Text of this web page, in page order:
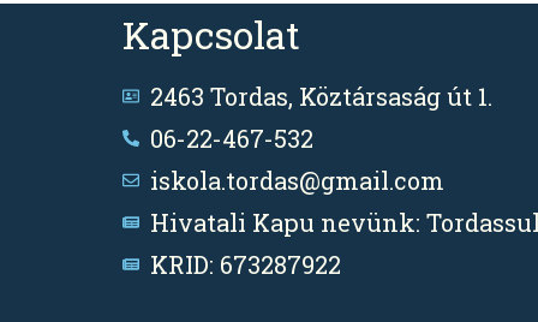
Kapcsolat
2463 Tordas, Köztársaság út 1.
06-22-467-532
iskola.tordas@gmail.com
Hivatali Kapu nevünk:
KRID: 673287922